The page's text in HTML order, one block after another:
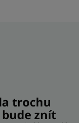
trochu
znít